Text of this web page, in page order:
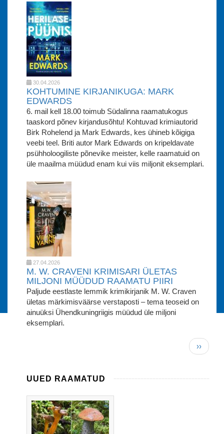
30.04.2026
KOHTUMINE KIRJANIKUGA: MARK
EDWARDS
6. mail kell 18.00 toimub Südalinna raamatukogus
taaskord põnev kirjandusõhtu! Kohtuvad krimiautorid
Birk Rohelend ja Mark Edwards, kes ühineb kõigiga
veebi teel. Briti autor Mark Edwards on kripeldavate
psühholoogiliste põnevike meister, kelle raamatuid on
üle maailma müüdud enam kui viis miljonit eksemplari.
27.04.2026
M. W. CRAVENI KRIMISARI ÜLETAS
MILJONI MÜÜDUD RAAMATU PIIRI
Paljude eestlaste lemmik krimikirjanik M. W. Craven
ületas märkimisväärse verstaposti – tema teoseid on
ainuüksi Ühendkuningriigis müüdud üle miljoni
eksemplari.
leht
››
UUED RAAMATUD